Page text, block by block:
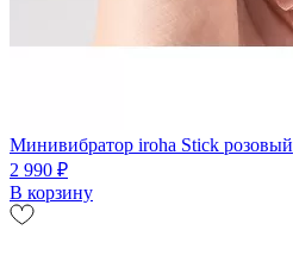
Минивибратор iroha Stick розовый
2 990 ₽
В корзину